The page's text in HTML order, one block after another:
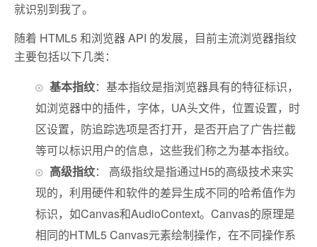
就识别到我了。
随着 HTML5 和浏览器 API 的发展，目前主流浏览器指纹
主要包括以下几类：
基本指纹：基本指纹是指浏览器具有的特征标识，
如浏览器中的插件，字体，UA头文件，位置设置，时
区设置，防追踪选项是否打开，是否开启了广告拦截
等可以标识用户的信息，这些我们称之为基本指纹。
高级指纹： 高级指纹是指通过H5的高级技术来实
现的，利用硬件和软件的差异生成不同的哈希值作为
标识，如Canvas和AudioContext。Canvas的原理是
相同的HTML5 Canvas元素绘制操作，在不同操作系